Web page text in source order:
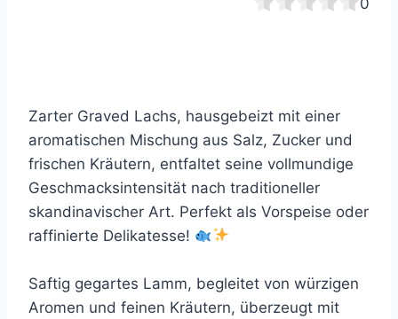
Zarter Graved Lachs, hausgebeizt mit einer
aromatischen Mischung aus Salz, Zucker und
frischen Kräutern, entfaltet seine vollmundige
Geschmacksintensität nach traditioneller
skandinavischer Art. Perfekt als Vorspeise oder
raffinierte Delikatesse!
Saftig gegartes Lamm, begleitet von würzigen
Aromen und feinen Kräutern, überzeugt mit